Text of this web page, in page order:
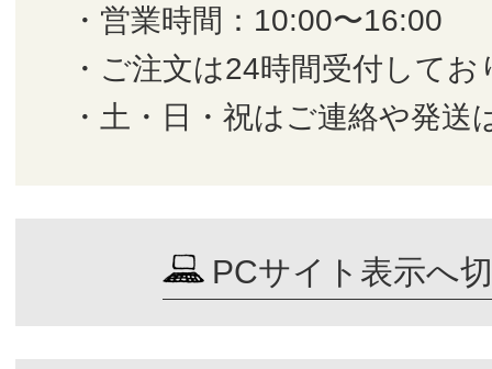
・営業時間：10:00〜16:00
・ご注文は24時間受付してお
・土・日・祝はご連絡や発送
PCサイト表示へ